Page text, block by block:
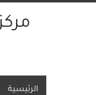
الرئيسية
(current)